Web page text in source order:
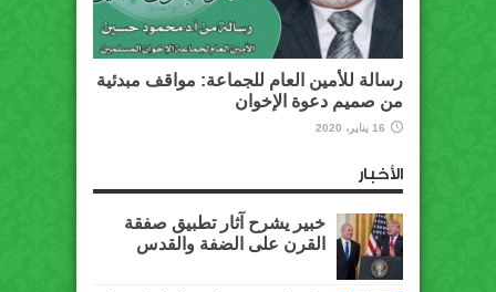
رسالة للأمين العام للجماعة: مواقف مبدئية
من صميم دعوة الإخوان
16 يناير، 2020
الأخبار
خبير يشرح آثار تطبيق صفقة
القرن على الضفة والقدس